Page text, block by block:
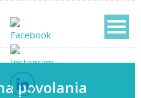
povolania